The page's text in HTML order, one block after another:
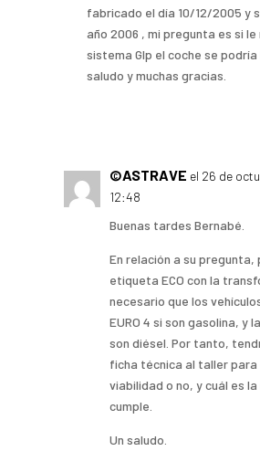
fabricado el día 10/12/2005 y
año 2006 , mi pregunta es si
sistema Glp el coche se podría
saludo y muchas gracias.
©ASTRAVE el 26 de
12:48
Buenas tardes Bernabé.
En relación a su pregunta,
etiqueta ECO con la
necesario que los
EURO 4 si son gasolina, y
son diésel. Por tanto,
ficha técnica al taller para
viabilidad o no, y cuál es
cumple.
Un saludo.